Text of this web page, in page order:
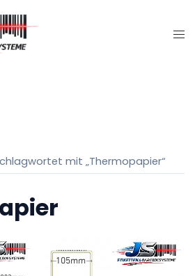
mit „Thermopapier“